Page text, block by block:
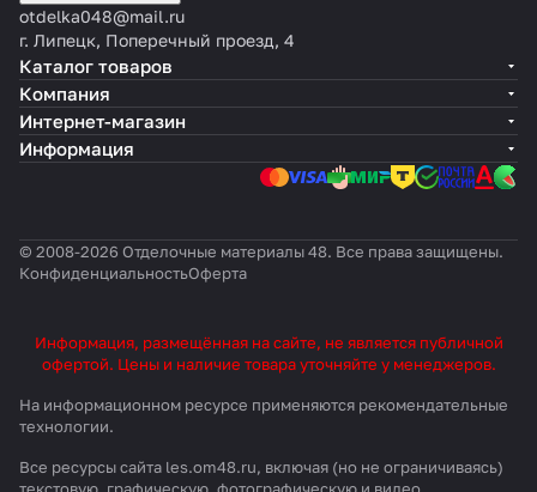
otdelka048@mail.ru
г. Липецк, Поперечный проезд, 4
Каталог товаров
Компания
Интернет-магазин
Информация
© 2008-2026 Отделочные материалы 48. Все права защищены.
КонфиденциальностьОферта
Информация, размещённая на сайте, не является публичной
офертой. Цены и наличие товара уточняйте у менеджеров.
На информационном ресурсе применяются рекомендательные
технологии.
Все ресурсы сайта les.om48.ru, включая (но не ограничиваясь)